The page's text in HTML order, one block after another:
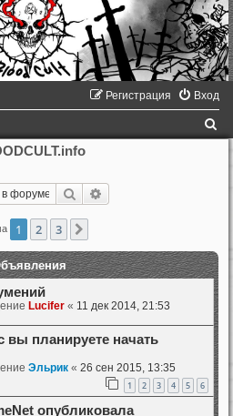
Вход
Регистрация
Поиск
1 2 3
Lucifer « 11 дек 2014, 21:53
вы планируете начать
Эльрик « 26 сен 2015, 13:35
1 2 3 4 5 6
опубликовала